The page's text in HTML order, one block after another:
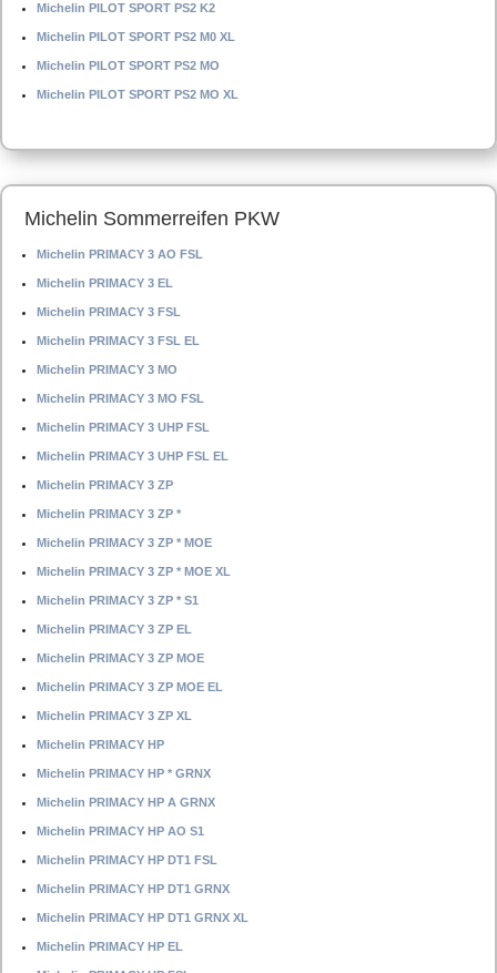
Michelin PILOT SPORT PS2 K2
Michelin PILOT SPORT PS2 M0 XL
Michelin PILOT SPORT PS2 MO
Michelin PILOT SPORT PS2 MO XL
Michelin Sommerreifen PKW
Michelin PRIMACY 3 AO FSL
Michelin PRIMACY 3 EL
Michelin PRIMACY 3 FSL
Michelin PRIMACY 3 FSL EL
Michelin PRIMACY 3 MO
Michelin PRIMACY 3 MO FSL
Michelin PRIMACY 3 UHP FSL
Michelin PRIMACY 3 UHP FSL EL
Michelin PRIMACY 3 ZP
Michelin PRIMACY 3 ZP *
Michelin PRIMACY 3 ZP * MOE
Michelin PRIMACY 3 ZP * MOE XL
Michelin PRIMACY 3 ZP * S1
Michelin PRIMACY 3 ZP EL
Michelin PRIMACY 3 ZP MOE
Michelin PRIMACY 3 ZP MOE EL
Michelin PRIMACY 3 ZP XL
Michelin PRIMACY HP
Michelin PRIMACY HP * GRNX
Michelin PRIMACY HP A GRNX
Michelin PRIMACY HP AO S1
Michelin PRIMACY HP DT1 FSL
Michelin PRIMACY HP DT1 GRNX
Michelin PRIMACY HP DT1 GRNX XL
Michelin PRIMACY HP EL